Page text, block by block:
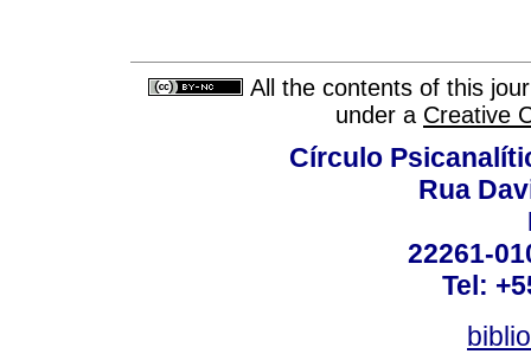
All the contents of this
under a Creative
Círculo
Rua
22261-
Tel: